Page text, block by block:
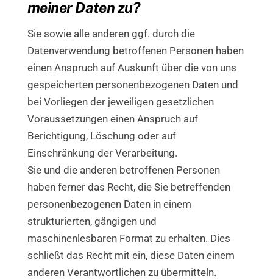
meiner Daten zu?
Sie sowie alle anderen ggf. durch die
Datenverwendung betroffenen Personen haben
einen Anspruch auf Auskunft über die von uns
gespeicherten personenbezogenen Daten und
bei Vorliegen der jeweiligen gesetzlichen
Voraussetzungen einen Anspruch auf
Berichtigung, Löschung oder auf
Einschränkung der Verarbeitung.
Sie und die anderen betroffenen Personen
haben ferner das Recht, die Sie betreffenden
personenbezogenen Daten in einem
strukturierten, gängigen und
maschinenlesbaren Format zu erhalten. Dies
schließt das Recht mit ein, diese Daten einem
anderen Verantwortlichen zu übermitteln.